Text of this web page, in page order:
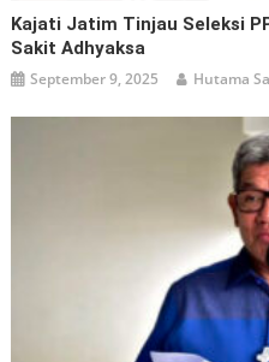
Kajati Jatim Tinjau Seleksi
Sakit Adhyaksa
September 9, 2025 Hutama